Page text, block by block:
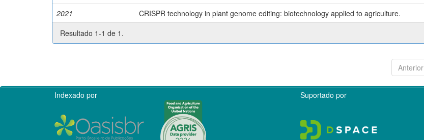
2021
CRISPR technology in plant genome editing: biotechnology applied to agriculture.
Resultado 1-1 de 1.
Anterior
Indexado por Suportado por